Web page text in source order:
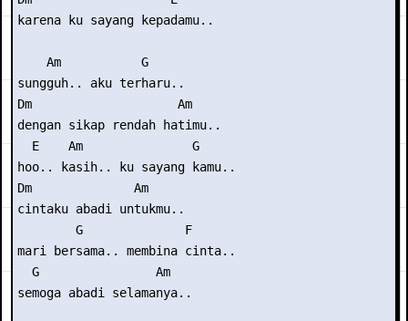
karena ku sayang kepadamu..
    Am           G
sungguh.. aku terharu..
Dm                    Am
dengan sikap rendah hatimu..
  E    Am               G
hoo.. kasih.. ku sayang kamu..
Dm              Am
cintaku abadi untukmu..
        G              F
mari bersama.. membina cinta..
  G                Am
semoga abadi selamanya..